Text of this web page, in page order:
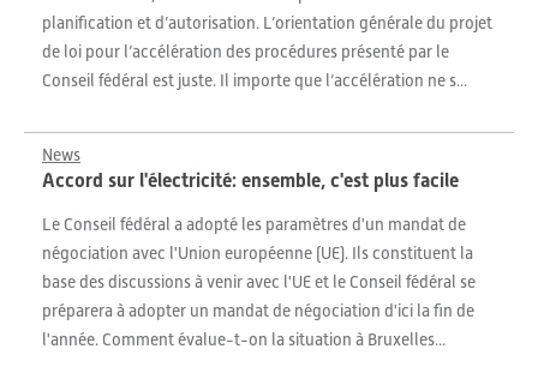
planification et d’autorisation. L’orientation générale du projet
de loi pour l’accélération des procédures présenté par le
Conseil fédéral est juste. Il importe que l’accélération ne s...
News
Accord sur l'électricité: ensemble, c'est plus facile
Le Conseil fédéral a adopté les paramètres d'un mandat de
négociation avec l'Union européenne (UE). Ils constituent la
base des discussions à venir avec l'UE et le Conseil fédéral se
préparera à adopter un mandat de négociation d'ici la fin de
l'année. Comment évalue-t-on la situation à Bruxelles...